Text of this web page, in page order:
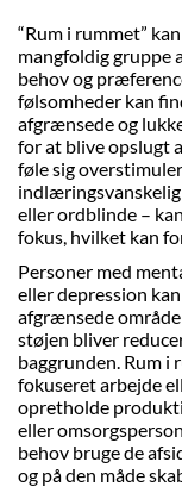
“Rum i rummet”
mangfoldig gruppe
behov og
følsomheder kan
afgrænsede og
for at blive opslugt
føle sig
eller ordblinde –
fokus, hvilket kan
Personer med
eller depression
afgrænsede
støjen bliver
baggrunden. Rum i
fokuseret arbejde
opretholde
eller
behov bruge de
og på den måde